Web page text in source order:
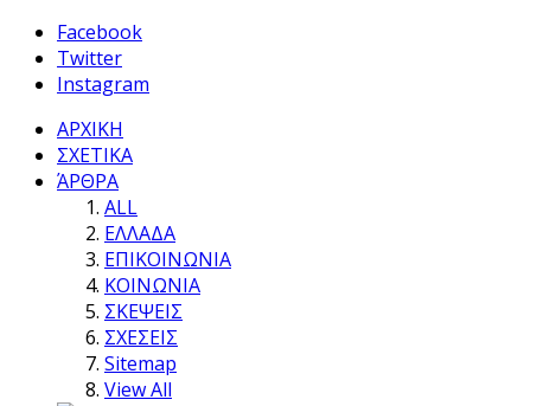
Facebook
Twitter
Instagram
ΑΡΧΙΚΗ
ΣΧΕΤΙΚΑ
ΆΡΘΡΑ
ALL
ΕΛΛΑΔΑ
ΕΠΙΚΟΙΝΩΝΙΑ
ΚΟΙΝΩΝΙΑ
ΣΚΕΨΕΙΣ
ΣΧΕΣΕΙΣ
Sitemap
View All